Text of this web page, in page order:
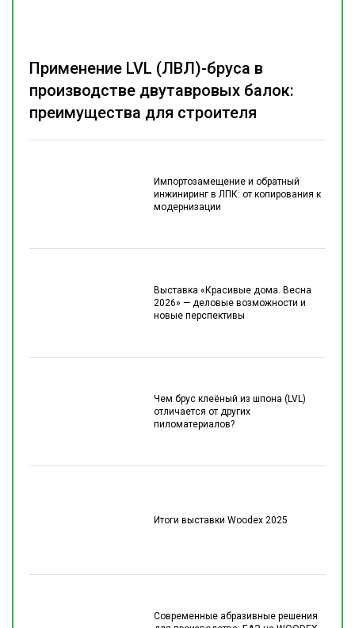
Импортозамещение и обратный
инжиниринг в ЛПК: от копирования к
модернизации
Выставка «Красивые дома. Весна
2026» — деловые возможности и
новые перспективы
Чем брус клеёный из шпона (LVL)
отличается от других
пиломатериалов?
Итоги выставки Woodex 2025
Современные абразивные решения
Применение LVL (ЛВЛ)-бруса в
производстве двутавровых балок:
преимущества для строителя